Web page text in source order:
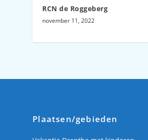
RCN de Roggeberg
november 11, 2022
Plaatsen/gebieden